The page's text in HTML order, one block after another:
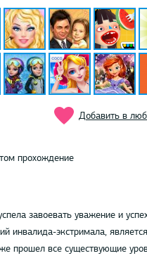
Добавить в
прохождение
завоевать уважение и
инвалида-экстримала,
прошел все существующие